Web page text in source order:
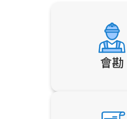
會勘